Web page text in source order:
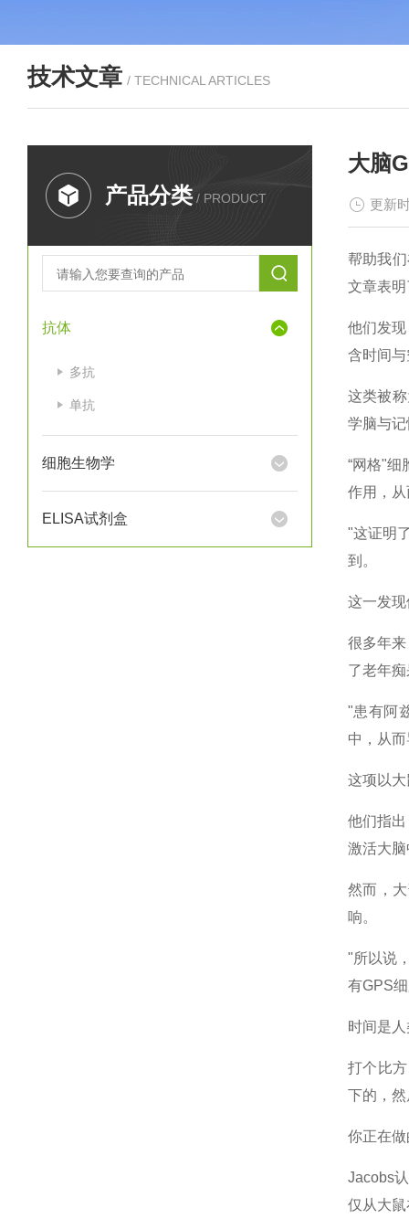
技术文章 / TECHNICAL ARTICLES
产品分类 / PRODUCT
抗体
多抗
单抗
细胞生物学
ELISA试剂盒
大脑
更新
帮助我
文章表
他们发
含时间
这类被
学脑与
“网格"细
作用，
"这证明
到。
这一发
很多年
了老年
"患有阿
中，从
这项以
他们指
激活大脑
然而，
响。
"所以说
有GPS
时间是
打个比
下的，
你正在
Jacobs
仅从大